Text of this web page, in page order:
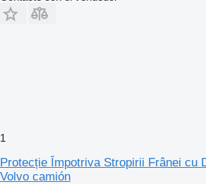
1
Protecție Împotriva Stropirii Frânei cu
Volvo camión